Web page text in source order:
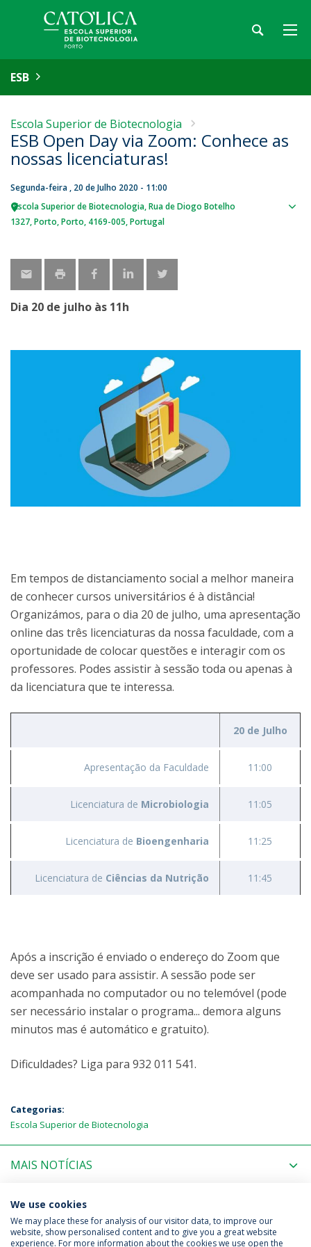
ESB
Escola Superior de Biotecnologia
ESB Open Day via Zoom: Conhece as
nossas licenciaturas!
Segunda-feira , 20 de Julho 2020 - 11:00
Escola Superior de Biotecnologia Rua de Diogo Botelho
1327 Porto Porto 4169-005 Portugal
Dia 20 de julho às 11h
Em tempos de distanciamento social a melhor maneira
de conhecer cursos universitários é à distância!
Organizámos, para o dia 20 de julho, uma apresentação
online das três licenciaturas da nossa faculdade, com a
oportunidade de colocar questões e interagir com os
professores. Podes assistir à sessão toda ou apenas à
da licenciatura que te interessa.
20 de Julho
Apresentação da Faculdade 11:00
Licenciatura de Microbiologia 11:05
Licenciatura de Bioengenharia 11:25
Licenciatura de Ciências da Nutrição 11:45
Após a inscrição é enviado o endereço do Zoom que
deve ser usado para assistir. A sessão pode ser
acompanhada no computador ou no telemóvel (pode
ser necessário instalar o programa... demora alguns
minutos mas é automático e gratuito).
Dificuldades? Liga para 932 011 541.
Categorias:
Escola Superior de Biotecnologia
MAIS NOTÍCIAS
PRÓXIMOS EVENTOS
We use cookies
We may place these for analysis of our visitor data, to improve our
website, show personalised content and to give you a great website
experience. For more information about the cookies we use open the